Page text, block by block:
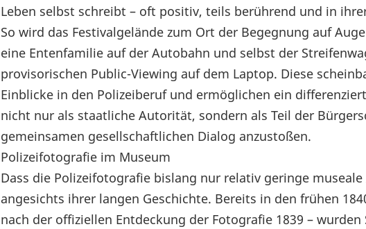
Leben selbst schreibt – oft positiv, teils berührend und in
So wird das Festivalgelände zum Ort der Begegnung auf
eine Entenfamilie auf der Autobahn und selbst der
provisorischen Public-Viewing auf dem Laptop. Diese
Einblicke in den Polizeiberuf und ermöglichen ein
nicht nur als staatliche Autorität, sondern als Teil der
gemeinsamen gesellschaftlichen Dialog anzustoßen.
Polizeifotografie im Museum
Dass die Polizeifotografie bislang nur relativ geringe
angesichts ihrer langen Geschichte. Bereits in den frühen
nach der offiziellen Entdeckung der Fotografie 1839 –